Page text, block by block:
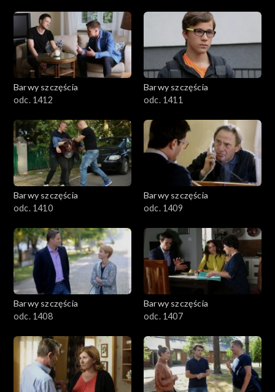
Barwy szczęścia
odc. 1412
Barwy szczęścia
odc. 1411
Barwy szczęścia
odc. 1410
Barwy szczęścia
odc. 1409
Barwy szczęścia
odc. 1408
Barwy szczęścia
odc. 1407